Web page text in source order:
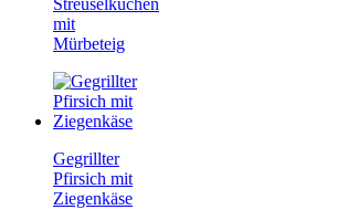
Streuselkuchen
mit
Mürbeteig
Gegrillter
Pfirsich mit
Ziegenkäse